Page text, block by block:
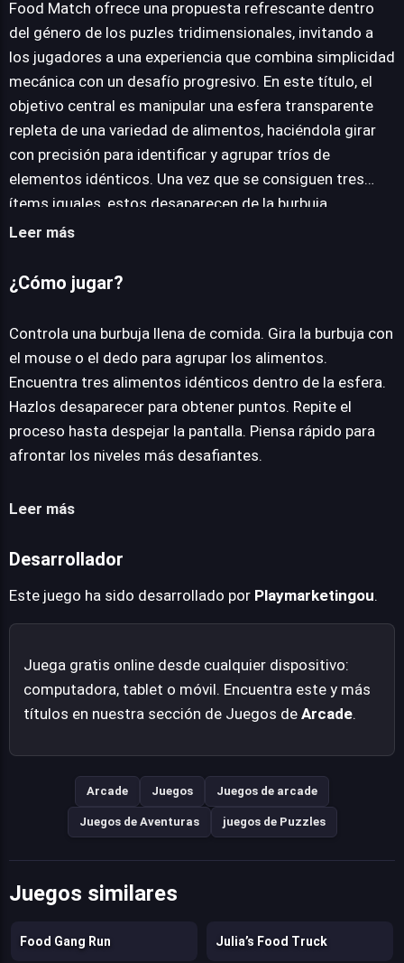
JUEGALO AHORA
Food Match ofrece una propuesta refrescante dentro
del género de los puzles tridimensionales, invitando a
los jugadores a una experiencia que combina simplicidad
mecánica con un desafío progresivo. En este título, el
objetivo central es manipular una esfera transparente
repleta de una variedad de alimentos, haciéndola girar
con precisión para identificar y agrupar tríos de
elementos idénticos. Una vez que se consiguen tres
ítems iguales, estos desaparecen de la burbuja,
otorgando puntos y despejando espacio para futuras
de la rotación para visualizar patrones y ejecutar
profundidad de Food Match reside en su curva de
dificultad. A medida que se superan los niveles iniciales,
la complejidad aumenta exponencialmente, exigiendo a
los jugadores no solo agilidad visual sino también una
capacidad de planificación estratégica para gestionar el
espacio y anticipar los movimientos necesarios. La
básica en un ejercicio mental adictivo. Desarrollado por
opción accesible para aquellos que buscan un
entretenimiento directo pero estimulante.
Leer más
¿Cómo jugar?
Controla una burbuja llena de comida. Gira la burbuja con
el mouse o el dedo para agrupar los alimentos.
Encuentra tres alimentos idénticos dentro de la esfera.
Hazlos desaparecer para obtener puntos. Repite el
proceso hasta despejar la pantalla. Piensa rápido para
afrontar los niveles más desafiantes.
Leer más
Desarrollador
Este juego ha sido desarrollado por Playmarketingou.
Juega gratis online desde cualquier dispositivo:
computadora, tablet o móvil. Encuentra este y más
títulos en nuestra sección de Juegos de Arcade.
Arcade Juegos Juegos de arcade
Juegos de Aventuras juegos de Puzzles
Juegos similares
Food Gang Run Julia’s Food Truck